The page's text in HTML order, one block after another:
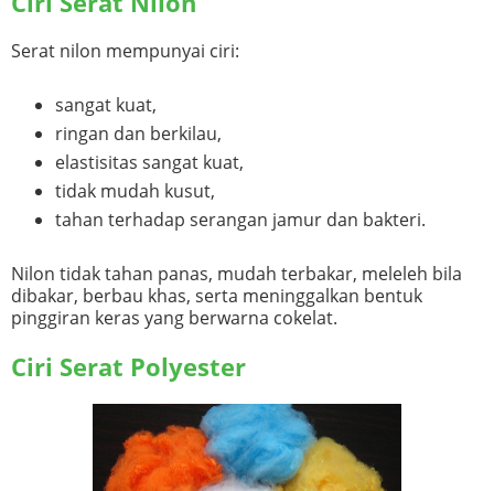
Serat nilon mempunyai ciri:
sangat kuat,
ringan dan berkilau,
elastisitas sangat kuat,
tidak mudah kusut,
tahan terhadap serangan jamur dan bakteri.
Nilon tidak tahan panas, mudah terbakar, meleleh bila
dibakar, berbau khas, serta meninggalkan bentuk
pinggiran keras yang berwarna cokelat.
Ciri Serat Polyester